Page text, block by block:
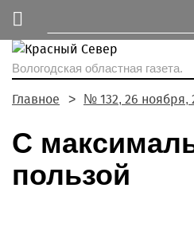
Вологодская областная газета.
Главное № 132, 26 ноября,
С
пользой